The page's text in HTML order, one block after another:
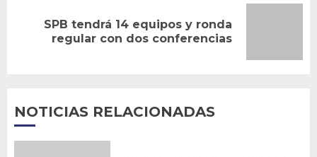
Siguiente
entrada:
SPB tendrá 14 equipos y ronda
regular con dos conferencias
NOTICIAS RELACIONADAS